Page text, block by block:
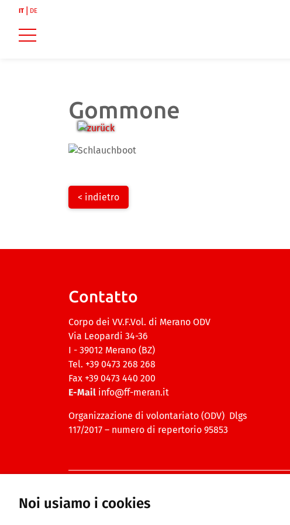
Noi usiamo i cookies
Gommone
< indietro
IT DE
Contatto
Corpo dei VV.F.Vol. di Merano ODV
Via Leopardi 34-36
I - 39012 Merano (BZ)
Tel. +39 0473 268 268
Fax +39 0473 440 200
E-Mail info@ff-meran.it
Organizzazione di volontariato (ODV) Dlgs
117/2017 – numero di repertorio 95853